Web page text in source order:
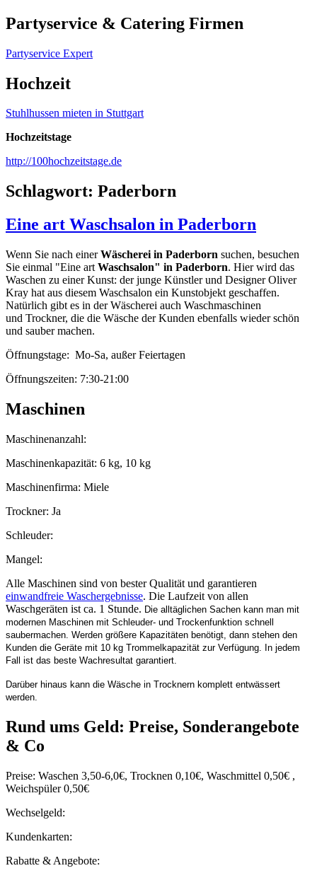
Partyservice & Catering Firmen
Partyservice Expert
Hochzeit
Stuhlhussen mieten in Stuttgart
Hochzeitstage
http://100hochzeitstage.de
Schlagwort: Paderborn
Eine art Waschsalon in Paderborn
Wenn Sie nach einerWäscherei in Paderborn suchen, besuchen
Sie einmal "Eine art Waschsalon" in Paderborn. Hier wird das
Waschen zu einer Kunst: der junge Künstler und Designer Oliver
Kray hat aus diesem Waschsalon ein Kunstobjekt geschaffen.
Natürlich gibt es in der Wäscherei auch Waschmaschinen
und Trockner, die die Wäsche der Kunden ebenfalls wieder schön
und sauber machen.
Öffnungstage: Mo-Sa, außer Feiertagen
Öffnungszeiten: 7:30-21:00
Maschinen
Maschinenanzahl:
Maschinenkapazität: 6 kg, 10 kg
Maschinenfirma: Miele
Trockner: Ja
Schleuder:
Mangel:
Alle Maschinen sind von bester Qualität und garantieren
einwandfreie Waschergebnisse. Die Laufzeit von allen
Waschgeräten ist ca. 1 Stunde. Die alltäglichen Sachen kann man mit
modernen Maschinen mit Schleuder- und Trockenfunktion schnell
saubermachen. Werden größere Kapazitäten benötigt, dann stehen den
Kunden die Geräte mit 10 kg Trommelkapazität zur Verfügung. In jedem
Fall ist das beste Wachresultat garantiert.
Darüber hinaus kann die Wäsche in Trocknern komplett entwässert
werden.
Rund ums Geld: Preise, Sonderangebote
& Co
Preise: Waschen 3,50-6,0€, Trocknen 0,10€, Waschmittel 0,50€ ,
Weichspüler 0,50€
Wechselgeld:
Kundenkarten:
Rabatte & Angebote: